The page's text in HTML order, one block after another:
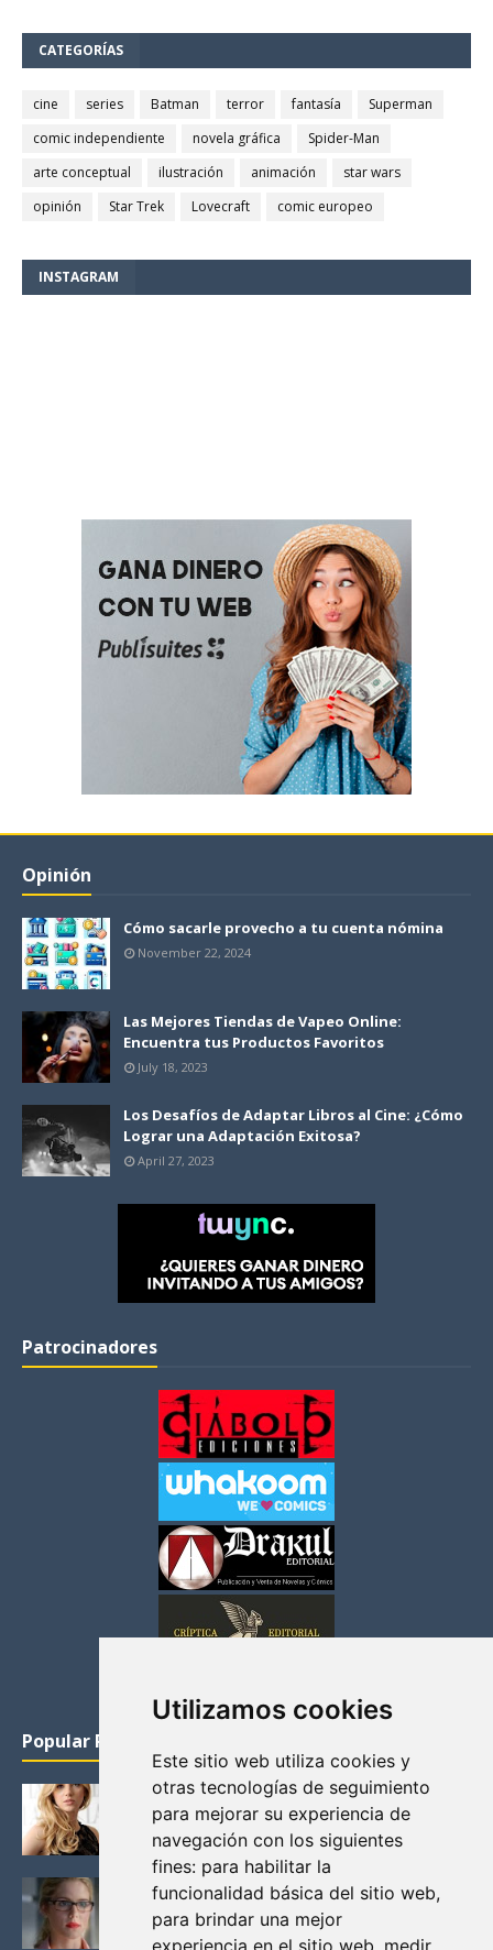
Utilizamos cookies
Este sitio web utiliza cookies y
otras tecnologías de seguimiento
para mejorar su experiencia de
navegación con los siguientes
fines: para habilitar la
funcionalidad básica del sitio web,
para brindar una mejor
experiencia en el sitio web medir
CATEGORÍAS
cine series Batman terror fantasía
Superman
comic independiente
novela gráfica
Spider-Man
arte conceptual
ilustración animación
star wars
opinión
Star Trek Lovecraft comic europeo
INSTAGRAM
Opinión
Cómo sacarle provecho a tu cuenta nómina
November 22, 2024
Las Mejores Tiendas de Vapeo Online:
Encuentra tus Productos Favoritos
July 18, 2023
Los Desafíos de Adaptar Libros al Cine: ¿Cómo
Lograr una Adaptación Exitosa?
April 27, 2023
Patrocinadores
Popular Posts
KATHERYN WINNICK: LA ACTRIZ MAS GUAPA DE
VIKINGOS
Junio 14, 2013
FELICITY (EMILY BETT RICKARDS), LAS FOTOS
MAS BONITAS DE LA ALIADA DE ARROW
Noviembre 30, 2013